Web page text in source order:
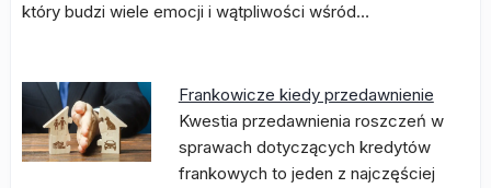
który budzi wiele emocji i wątpliwości wśród…
Frankowicze kiedy przedawnienie
Kwestia przedawnienia roszczeń w
sprawach dotyczących kredytów
frankowych to jeden z najczęściej